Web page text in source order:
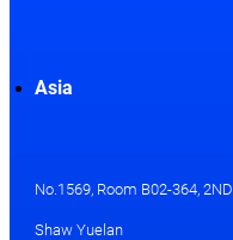
Asia
No.1569, Room B02-364,
Shaw Yuelan